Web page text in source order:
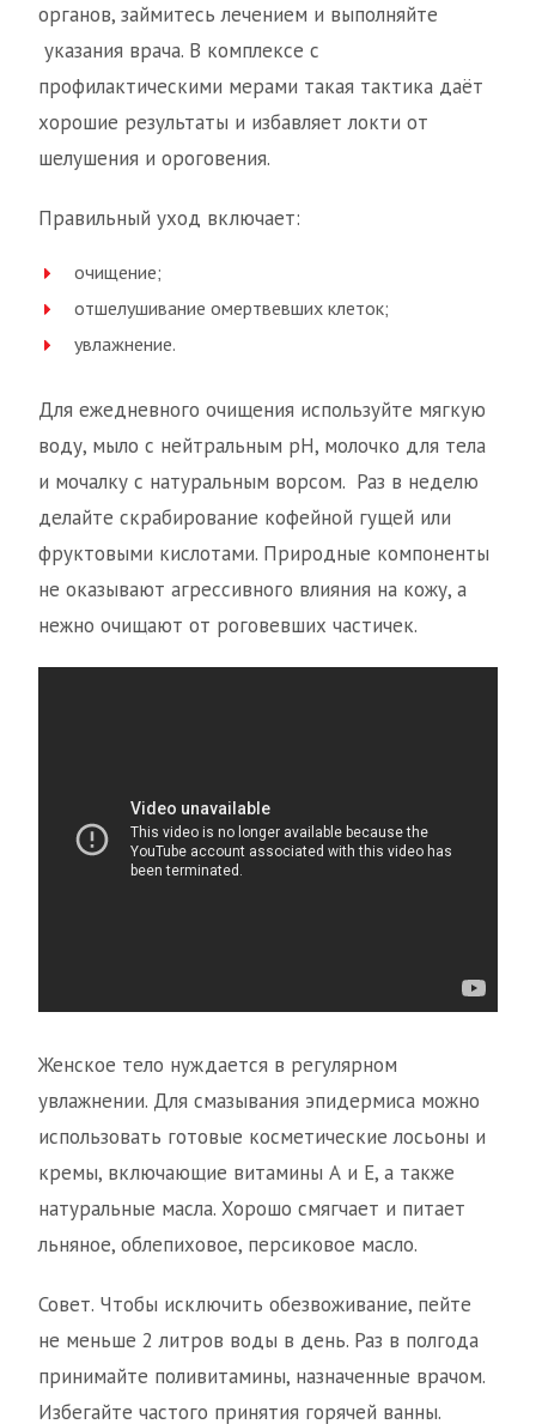
органов, займитесь лечением и выполняйте
указания врача. В комплексе с
профилактическими мерами такая тактика даёт
хорошие результаты и избавляет локти от
шелушения и ороговения.
Правильный уход включает:
очищение;
отшелушивание омертвевших клеток;
увлажнение.
Для ежедневного очищения используйте мягкую
воду, мыло с нейтральным pH, молочко для тела
и мочалку с натуральным ворсом. Раз в неделю
делайте скрабирование кофейной гущей или
фруктовыми кислотами. Природные компоненты
не оказывают агрессивного влияния на кожу, а
нежно очищают от роговевших частичек.
Женское тело нуждается в регулярном
увлажнении. Для смазывания эпидермиса можно
использовать готовые косметические лосьоны и
кремы, включающие витамины А и Е, а также
натуральные масла. Хорошо смягчает и питает
льняное, облепиховое, персиковое масло.
Совет. Чтобы исключить обезвоживание, пейте
не меньше 2 литров воды в день. Раз в полгода
принимайте поливитамины, назначенные врачом.
Избегайте частого принятия горячей ванны.